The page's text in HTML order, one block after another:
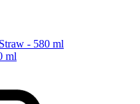
- 580 ml
ml